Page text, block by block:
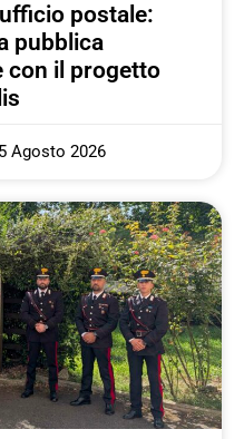
postale:
pubblica
con il progetto
5 Agosto 2026